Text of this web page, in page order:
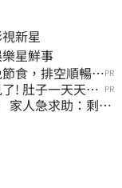
新星
星鮮事
食，排空順暢就PR
! 肚子一天天變 PR
家人急求助：剩我